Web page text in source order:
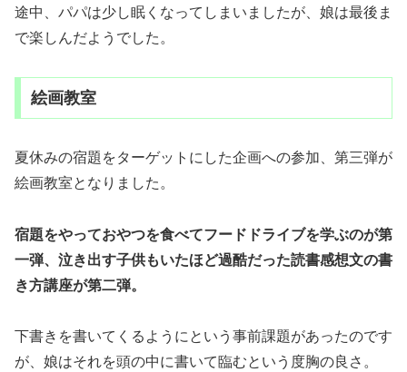
途中、パパは少し眠くなってしまいましたが、娘は最後ま
で楽しんだようでした。
絵画教室
夏休みの宿題をターゲットにした企画への参加、第三弾が
絵画教室となりました。
宿題をやっておやつを食べてフードドライブを学ぶのが第
一弾、泣き出す子供もいたほど過酷だった読書感想文の書
き方講座が第二弾。
下書きを書いてくるようにという事前課題があったのです
が、娘はそれを頭の中に書いて臨むという度胸の良さ。